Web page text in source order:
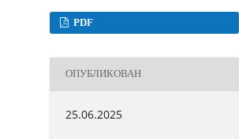
PDF
ОПУБЛИКОВАН
25.06.2025